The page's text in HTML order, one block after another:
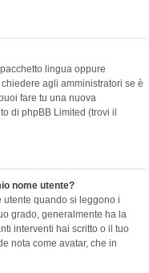
lingua oppure
agli amministratori se è
fare tu una nuova
di phpBB Limited (trovi il
nome utente?
quando si leggono i
grado, generalmente ha la
interventi hai scritto o il tuo
nota come avatar, che in